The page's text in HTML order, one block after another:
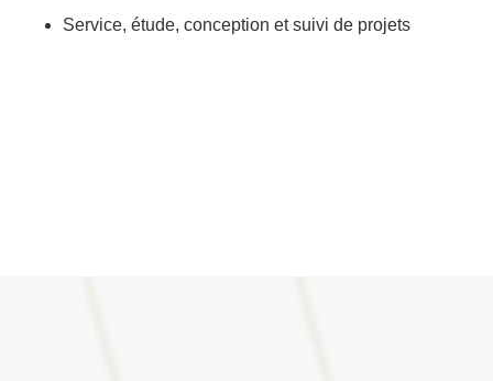
Service, étude, conception et suivi de projets